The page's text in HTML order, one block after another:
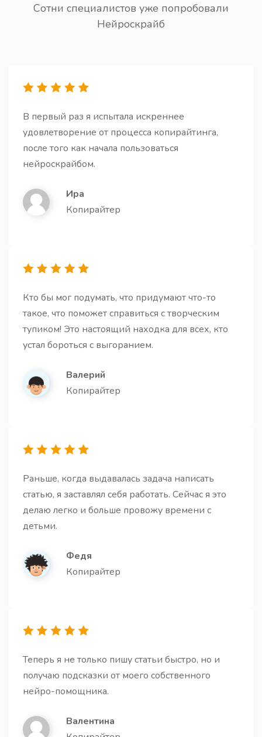
ответов по вашему продукту/услуге
Получите краткое и легкое для понимания резюме
текста, сохраняющее основную идею, но
изложенное простым языком.
готовыми темами писем и ключевыми элементами
каждой рассылки
Получите идеи для ваших будущих статей
Получите запоминающиеся и кликбейтные
заголовки.
Заключение для статьи
читателя к действию.
Сотни специалистов уже попробовали
Нейроскрайб
В первый раз я испытала искреннее
удовлетворение от процесса копирайтинга,
после того как начала пользоваться
нейроскрайбом.
Ира
Копирайтер
Кто бы мог подумать, что придумают что-то
такое, что поможет справиться с творческим
тупиком! Это настоящий находка для всех, кто
устал бороться с выгоранием.
Валерий
Копирайтер
Раньше, когда выдавалась задача написать
статью, я заставлял себя работать. Сейчас я это
делаю легко и больше провожу времени с
детьми.
Федя
Копирайтер
Теперь я не только пишу статьи быстро, но и
получаю подсказки от моего собственного
нейро-помощника.
Валентина